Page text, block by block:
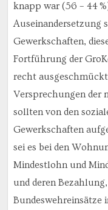
knapp war (56 – 44
Auseinandersetzung
Gewerkschaften,
Fortführung der
recht
Versprechungen der
sollten von den
Gewerkschaften
sei es bei den
Mindestlohn und
und deren
Bundeswehreinsätze